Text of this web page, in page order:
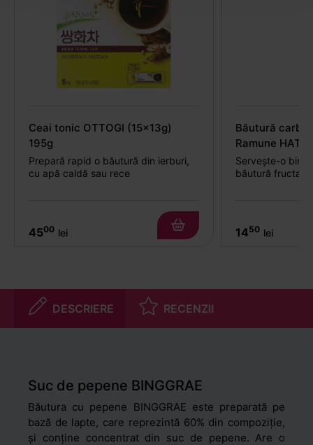
Ceai tonic OTTOGI (15x13g)
195g
Prepară rapid o băutură din ierburi,
cu apă caldă sau rece
4500 lei
Băutură
Ramune
Servește-o bine
băutură fructată
1450 lei
DESCRIERE RECENZII
Suc de pepene BINGGRAE
Băutura cu pepene BINGGRAE este preparată pe
bază de lapte, care reprezintă 60% din compoziție,
și conține concentrat din suc de pepene. Are o